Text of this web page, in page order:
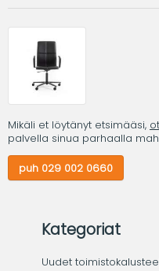
Mikäli et löytänyt etsimääsi,
palvella sinua parhaalla
puh 029 002 0660
Kategoriat
Uudet